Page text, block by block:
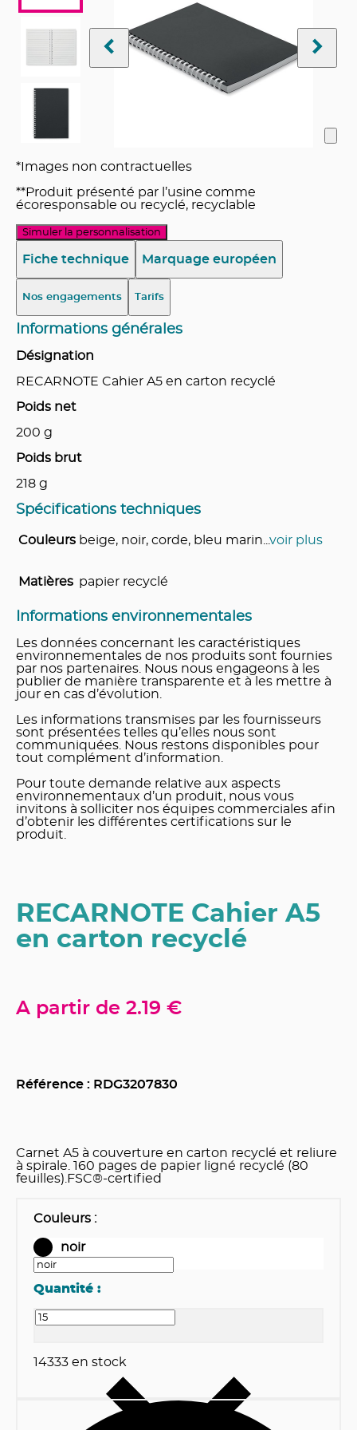
*Images non contractuelles
**Produit présenté par l’usine comme
écoresponsable ou recyclé, recyclable
Simuler la personnalisation
Fiche technique Marquage européen
Nos engagements Tarifs
Informations générales
Désignation
RECARNOTE Cahier A5 en carton recyclé
Poids net
200 g
Poids brut
218 g
Spécifications techniques
Couleurs beige, noir, corde, bleu marin voir plus
Matières papier recyclé
Informations environnementales
Les données concernant les caractéristiques
environnementales de nos produits sont fournies
par nos partenaires. Nous nous engageons à les
publier de manière transparente et à les mettre à
jour en cas d’évolution.
Les informations transmises par les fournisseurs
sont présentées telles qu’elles nous sont
communiquées. Nous restons disponibles pour
tout complément d’information.
Pour toute demande relative aux aspects
environnementaux d’un produit, nous vous
invitons à solliciter nos équipes commerciales afin
d’obtenir les différentes certifications sur le
produit.
RECARNOTE Cahier A5
en carton recyclé
A partir de 2.19 €
Référence : RDG3207830
Carnet A5 à couverture en carton recyclé et reliure
à spirale. 160 pages de papier ligné recyclé (80
feuilles).FSC®-certified
Couleurs :
noir
Quantité :
14333 en stock